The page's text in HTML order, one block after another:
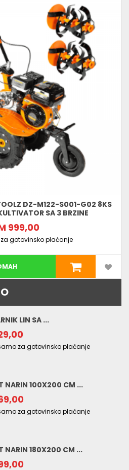
DZ-M122-S001-G02 8KS
SA 3 BRZINE
999,00
gotovinsko plaćanje
LIN SA ...
za gotovinsko plaćanje
NARIN 100X200 CM ...
za gotovinsko plaćanje
NARIN 180X200 CM ...